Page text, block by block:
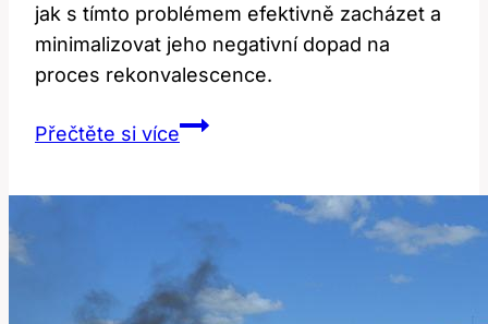
jak s tímto problémem efektivně zacházet a
minimalizovat jeho negativní dopad na
proces rekonvalescence.
Přečtěte si víceSvědění
se
s